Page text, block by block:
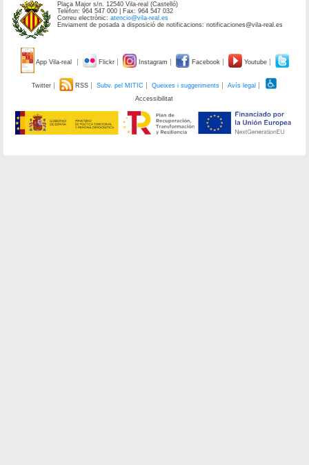
Plaça Major s/n. 12540 Vila-real (Castelló)
Telèfon: 964 547 000 | Fax: 964 547 032
Correu electrònic:atencio@vila-real.es
Enviament de posada a disposició de notificacions: notificaciones@vila-real.es
App Vila-real Flickr Instagram Facebook Youtube
Twitter RSS Subv. pel MITIC Queixes i suggeriments
Avís legal
Accessibilitat